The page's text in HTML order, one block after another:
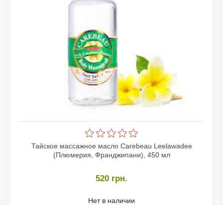
Тайское массажное масло Carebeau Leelawadee
(Плюмерия, Франджипани), 450 мл
520 грн.
Нет в наличии